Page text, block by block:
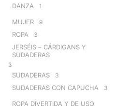
DANZA 1
MUJER 9
ROPA 3
JERSÉIS – CÁRDIGANS Y
SUDADERAS
3
SUDADERAS 3
SUDADERAS CON CAPUCHA 3
ROPA DIVERTIDA Y DE USO